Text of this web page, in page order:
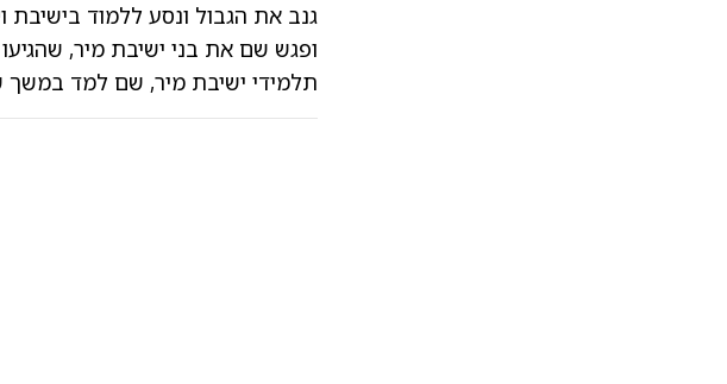
גנב את הגבול ונסע ללמוד בישיבת
ופגש שם את בני ישיבת מיר,
תלמידי ישיבת מיר, שם למד במשך